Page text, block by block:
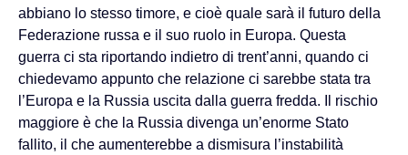
abbiano lo stesso timore, e cioè quale sarà il futuro della
Federazione russa e il suo ruolo in Europa. Questa
guerra ci sta riportando indietro di trent’anni, quando ci
chiedevamo appunto che relazione ci sarebbe stata tra
l’Europa e la Russia uscita dalla guerra fredda. Il rischio
maggiore è che la Russia divenga un’enorme Stato
fallito, il che aumenterebbe a dismisura l’instabilità